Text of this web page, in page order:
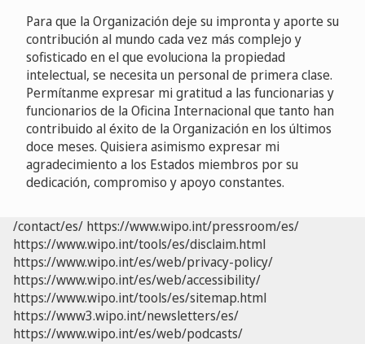
Para que la Organización deje su impronta y aporte su
contribución al mundo cada vez más complejo y
sofisticado en el que evoluciona la propiedad
intelectual, se necesita un personal de primera clase.
Permítanme expresar mi gratitud a las funcionarias y
funcionarios de la Oficina Internacional que tanto han
contribuido al éxito de la Organización en los últimos
doce meses. Quisiera asimismo expresar mi
agradecimiento a los Estados miembros por su
dedicación, compromiso y apoyo constantes.
/contact/es/ https://www.wipo.int/pressroom/es/
https://www.wipo.int/tools/es/disclaim.html
https://www.wipo.int/es/web/privacy-policy/
https://www.wipo.int/es/web/accessibility/
https://www.wipo.int/tools/es/sitemap.html
https://www3.wipo.int/newsletters/es/
https://www.wipo.int/es/web/podcasts/